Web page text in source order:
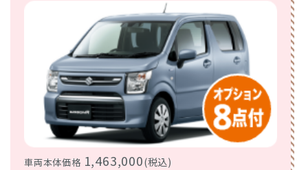
車両本体価格 1,463,000(税込)